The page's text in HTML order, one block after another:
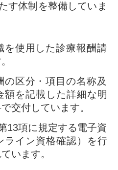
す体制を整備していま
を使用した診療報酬請
の区分・項目の名称及
額を記載した詳細な明
交付しています。
13項に規定する電子資
ライン資格確認）を行
います。